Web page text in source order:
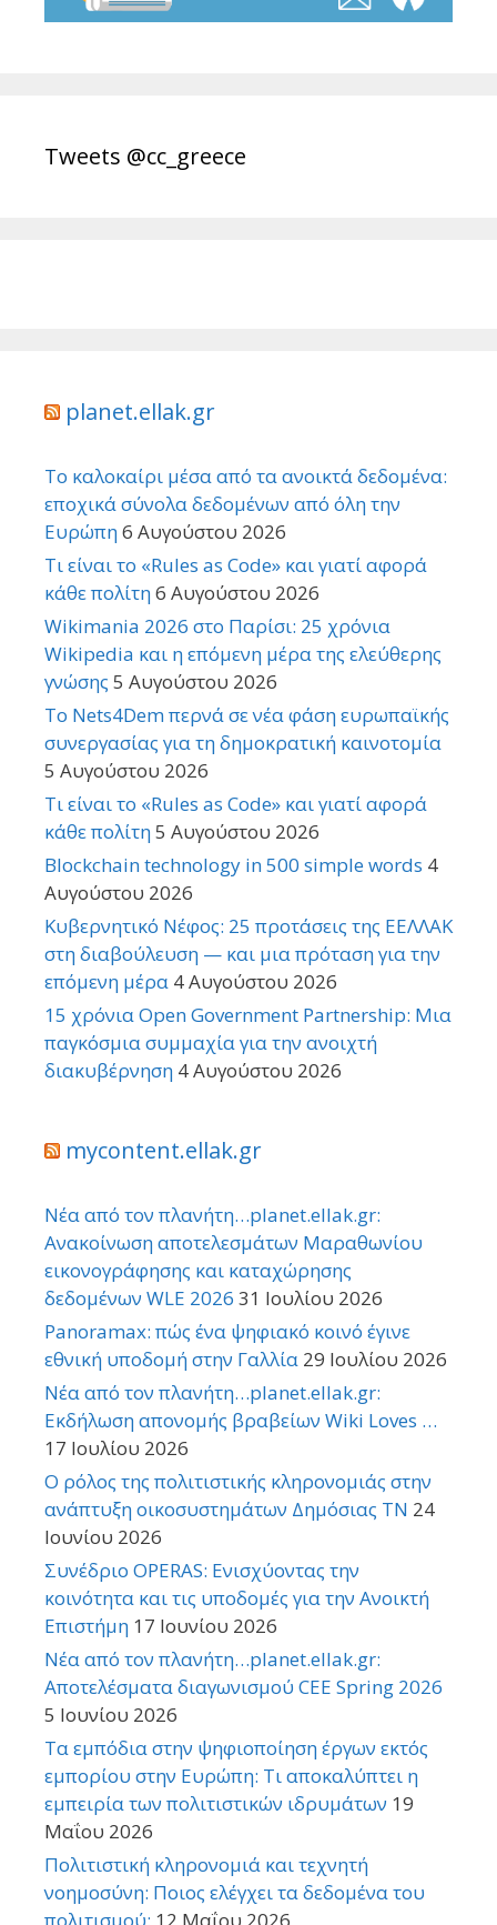
Tweets @cc_greece
planet.ellak.gr
Το καλοκαίρι μέσα από τα ανοικτά δεδομένα:
εποχικά σύνολα δεδομένων από όλη την
Ευρώπη6 Αυγούστου 2026
Τι είναι το «Rules as Code» και γιατί αφορά
κάθε πολίτη6 Αυγούστου 2026
Wikimania 2026 στο Παρίσι: 25 χρόνια
Wikipedia και η επόμενη μέρα της ελεύθερης
γνώσης 5 Αυγούστου 2026
Το Nets4Dem περνά σε νέα φάση ευρωπαϊκής
συνεργασίας για τη δημοκρατική καινοτομία
5 Αυγούστου 2026
Τι είναι το «Rules as Code» και γιατί αφορά
κάθε πολίτη5 Αυγούστου 2026
Blockchain technology in 500 simple words 4
Αυγούστου 2026
Κυβερνητικό Νέφος: 25 προτάσεις της ΕΕΛΛΑΚ
στη διαβούλευση — και μια πρόταση για την
επόμενη μέρα 4 Αυγούστου 2026
15 χρόνια Open Government Partnership: Μια
παγκόσμια συμμαχία για την ανοιχτή
διακυβέρνηση 4 Αυγούστου 2026
mycontent.ellak.gr
Νέα από τον πλανήτη…planet.ellak.gr:
Ανακοίνωση αποτελεσμάτων Μαραθωνίου
εικονογράφησης και καταχώρησης
δεδομένων WLE 2026 31 Ιουλίου 2026
Panoramax: πώς ένα ψηφιακό κοινό έγινε
εθνική υποδομή στην Γαλλία 29 Ιουλίου 2026
Νέα από τον πλανήτη…planet.ellak.gr:
Εκδήλωση απονομής βραβείων Wiki Loves …
17 Ιουλίου 2026
Ο ρόλος της πολιτιστικής κληρονομιάς στην
ανάπτυξη οικοσυστημάτων Δημόσιας TN 24
Ιουνίου 2026
Συνέδριο OPERAS: Ενισχύοντας την
κοινότητα και τις υποδομές για την Ανοικτή
Επιστήμη 17 Ιουνίου 2026
Νέα από τον πλανήτη…planet.ellak.gr:
Αποτελέσματα διαγωνισμού CEE Spring 2026
5 Ιουνίου 2026
Τα εμπόδια στην ψηφιοποίηση έργων εκτός
εμπορίου στην Ευρώπη: Τι αποκαλύπτει η
εμπειρία των πολιτιστικών ιδρυμάτων 19
Μαΐου 2026
Πολιτιστική κληρονομιά και τεχνητή
νοημοσύνη: Ποιος ελέγχει τα δεδομένα του
πολιτισμού; 12 Μαΐου 2026